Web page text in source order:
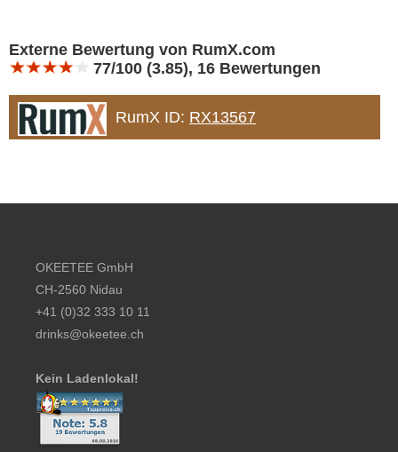
Bewertung 10
Externe Bewertung von RumX.com
77/100 (3.85), 16 Bewertungen
RumX ID: RX13567
OKEETEE GmbH
CH-2560 Nidau
+41 (0)32 333 10 11
drinks@okeetee.ch
Kein Ladenlokal!